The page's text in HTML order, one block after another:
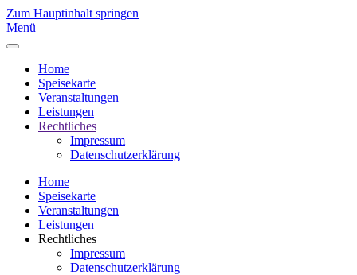
Zum Hauptinhalt springen
Menü
Home
Speisekarte
Veranstaltungen
Leistungen
Rechtliches
Impressum
Datenschutzerklärung
Home
Speisekarte
Veranstaltungen
Leistungen
Rechtliches
Impressum
Datenschutzerklärung